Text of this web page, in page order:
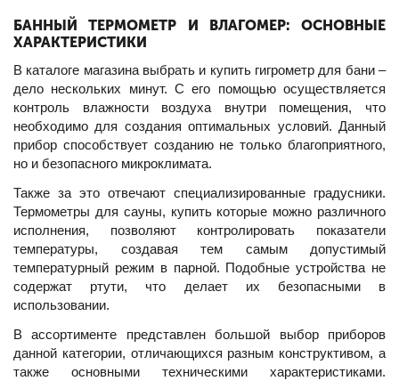
БАННЫЙ ТЕРМОМЕТР И ВЛАГОМЕР: ОСНОВНЫЕ
ХАРАКТЕРИСТИКИ
В каталоге магазина выбрать и купить гигрометр для бани –
дело нескольких минут. С его помощью осуществляется
контроль влажности воздуха внутри помещения, что
необходимо для создания оптимальных условий. Данный
прибор способствует созданию не только благоприятного,
но и безопасного микроклимата.
Также за это отвечают специализированные градусники.
Термометры для сауны, купить которые можно различного
исполнения, позволяют контролировать показатели
температуры, создавая тем самым допустимый
температурный режим в парной. Подобные устройства не
содержат ртути, что делает их безопасными в
использовании.
В ассортименте представлен большой выбор приборов
данной категории, отличающихся разным конструктивом, а
также основными техническими характеристиками.